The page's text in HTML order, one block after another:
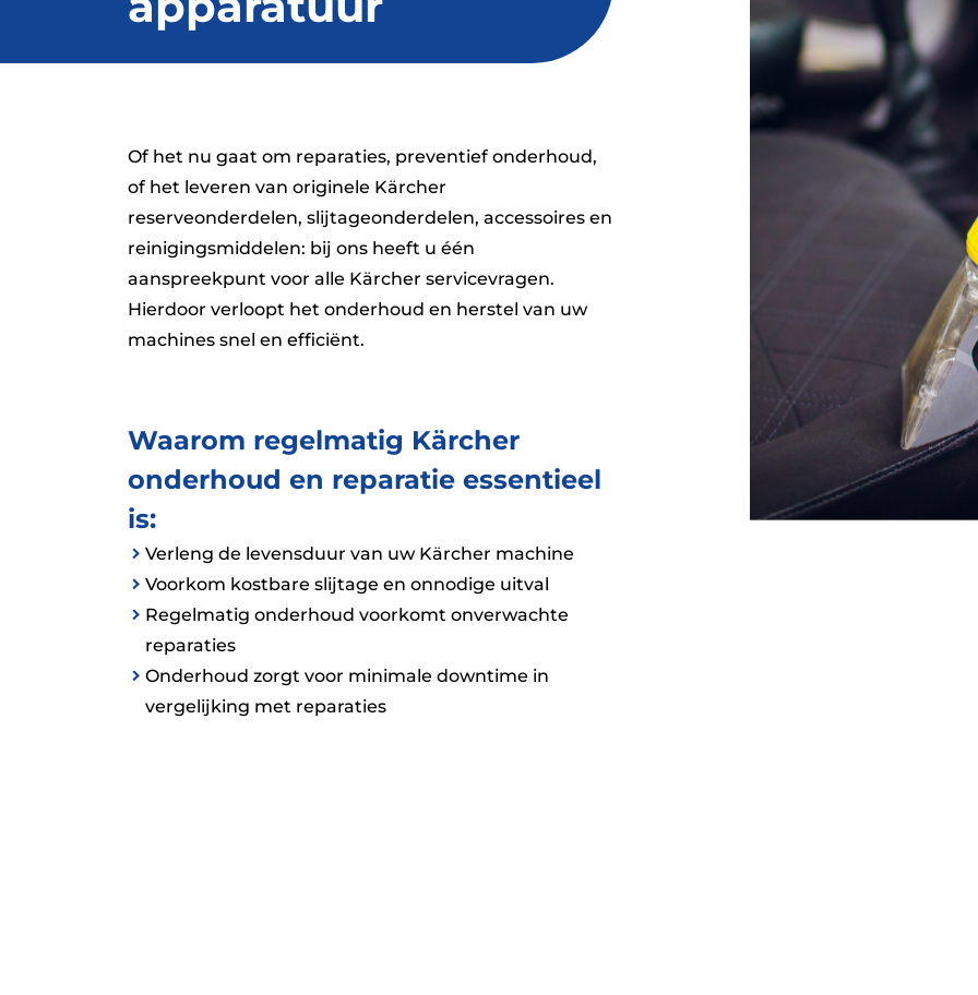
Of het nu gaat om reparaties, preventief onderhoud,
of het leveren van originele Kärcher
reserveonderdelen, slijtageonderdelen, accessoires en
reinigingsmiddelen: bij ons heeft u één
aanspreekpunt voor alle Kärcher servicevragen.
Hierdoor verloopt het onderhoud en herstel van uw
machines snel en efficiënt.
Waarom regelmatig Kärcher
onderhoud en reparatie essentieel
is:
Verleng de levensduur van uw Kärcher machine
Voorkom kostbare slijtage en onnodige uitval
Regelmatig onderhoud voorkomt onverwachte
reparaties
Onderhoud zorgt voor minimale downtime in
vergelijking met reparaties